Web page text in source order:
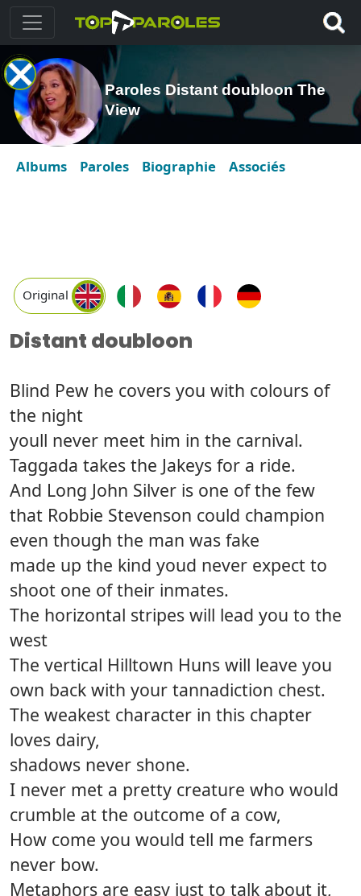
Paroles Distant doubloon The
View
Albums Paroles Biographie Associés
Original
Distant doubloon
Blind Pew he covers you with colours of
the night
youll never meet him in the carnival.
Taggada takes the Jakeys for a ride.
And Long John Silver is one of the few
that Robbie Stevenson could champion
even though the man was fake
made up the kind youd never expect to
shoot one of their inmates.
The horizontal stripes will lead you to the
west
The vertical Hilltown Huns will leave you
own back with your tannadiction chest.
The weakest character in this chapter
loves dairy,
shadows never shone.
I never met a pretty creature who would
crumble at the outcome of a cow,
How come you would tell me farmers
never bow.
Metaphors are easy just to talk about it,